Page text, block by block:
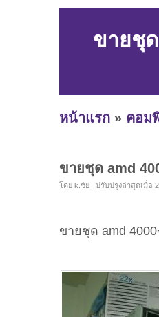
ขายชุด
หน้าแรก » คอม
ขายชุด amd
โดย k.ชัย ปรับปรุงล่าสุดเมื่อ
ขายชุด amd